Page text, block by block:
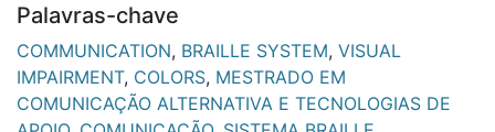
Palavras-chave
COMMUNICATION, BRAILLE SYSTEM, VISUAL
IMPAIRMENT, COLORS, MESTRADO EM
COMUNICAÇÃO ALTERNATIVA E TECNOLOGIAS DE